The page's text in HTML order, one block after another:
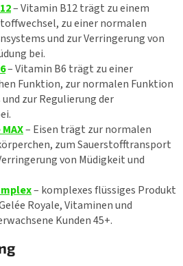
– Vitamin B12 trägt zu einem
zu einer normalen
und zur Verringerung von
bei.
– Vitamin B6 trägt zu einer
Funktion, zur normalen Funktion
zur Regulierung der
– Eisen trägt zur normalen
zum Sauerstofftransport
von Müdigkeit und
– komplexes flüssiges Produkt
Royale, Vitaminen und
Kunden 45+.